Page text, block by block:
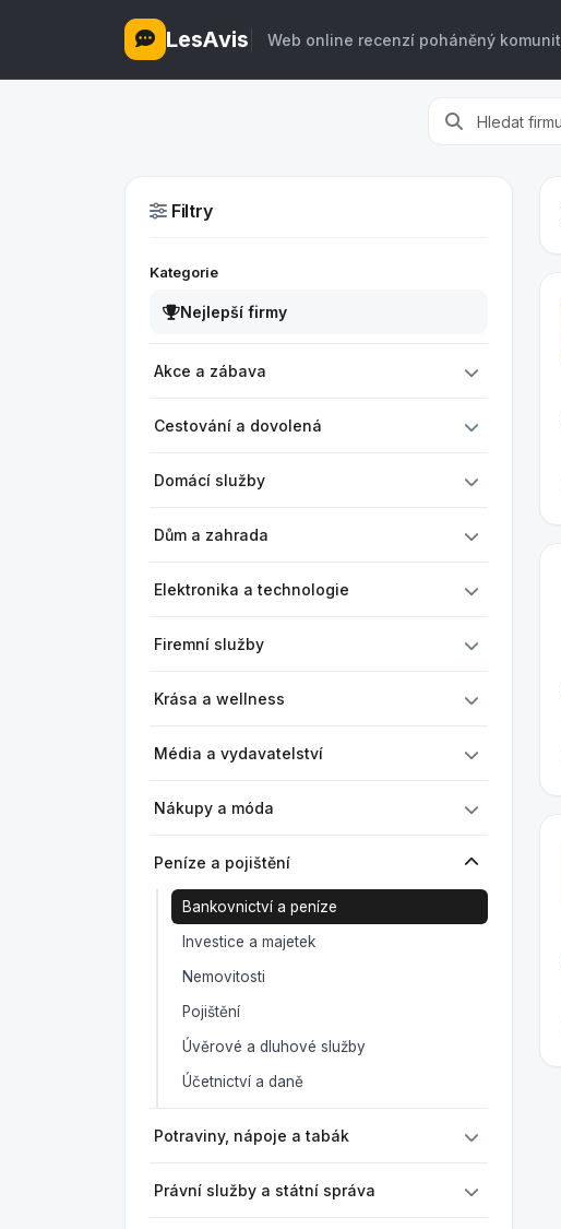
LesAvis Web online recenzí poháněný
Filtry
Kategorie
Nejlepší firmy
Akce a zábava
Cestování a dovolená
Domácí služby
Dům a zahrada
Elektronika a technologie
Firemní služby
Krása a wellness
Média a vydavatelství
Nákupy a móda
Peníze a pojištění
Bankovnictví a peníze
Investice a majetek
Nemovitosti
Pojištění
Úvěrové a dluhové služby
Účetnictví a daně
Potraviny, nápoje a tabák
Právní služby a státní správa